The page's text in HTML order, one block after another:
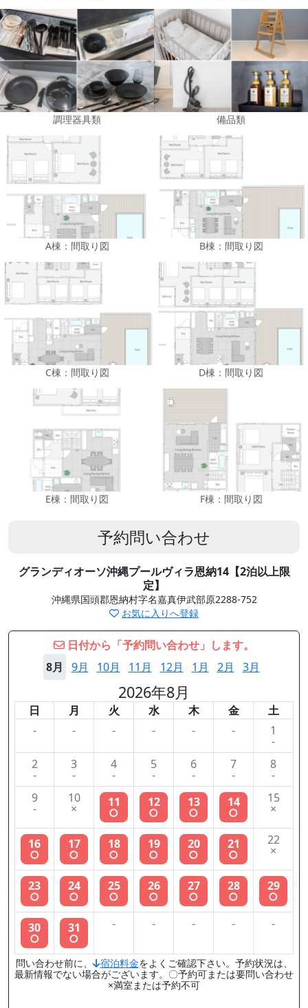
調理器具類 備品類
A棟：間取り図 B棟：間取り図
C棟：間取り図 D棟：間取り図
E棟：間取り図 F棟：間取り図
予約問い合わせ
グランディオーソ沖縄プールヴィラ恩納14【2泊以上限
定】
沖縄県国頭郡恩納村字名嘉真伊武部原2288-752
お気に入りへ登録
日付から「予約問い合わせ」します。
8月
9月 10月 11月 12月 1月 2月 3月
2026年8月
日 月 火 水 木 金
土
-
- - - - - 1
-
2
-
3
-
4
-
5
-
6
-
7
-
8
-
9
-
10
× 11
○
12
○
13
○
14
○
15
×
16
○
17
○
18
○
19
○
20
○
21
○
22
×
23
○
24
○
25
○
26
○
27
○
28
○
29
○
30
○
31
○
- - - - -
問い合わせ前に、 宿泊料金をよくご確認下さい。予約状況は、
最新情報でない場合がございます。〇予約可または要問い合わせ
×満室または予約不可